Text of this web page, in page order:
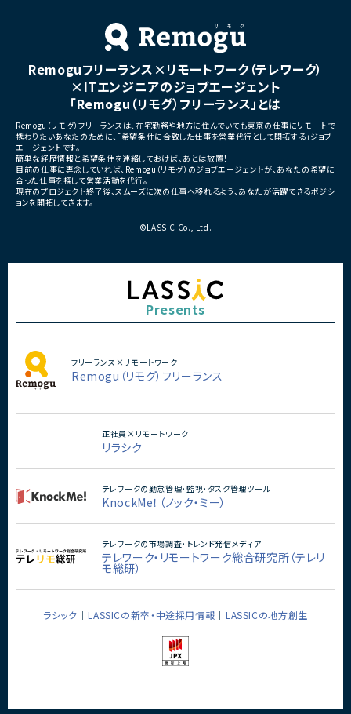
プロジェクト拡大に伴う増員募集
・サービスの継続的な機能拡
募集
■担当工程
・要件定義
・基本設計
・詳細設計
・テスト
・リリース対応
■その他補足
・全体約100名規模の大型プ
Remoguフリーランス×リモートワーク（テレワーク）
×ITエンジニアのジョブエージェント
「Remogu（リモグ）フリーランス」とは
Remogu（リモグ）フリーランスは、在宅勤務や地方に住んでいても東京の仕事にリモートで
携わりたいあなたのために、「希望条件に合致した仕事を営業代行として開拓する」ジョブ
エージェントです。
簡単な経歴情報と希望条件を連絡しておけば、あとは放置！
目前の仕事に専念していれば、Remogu（リモグ）のジョブエージェントが、あなたの希望に
合った仕事を探して営業活動を代行。
現在のプロジェクト終了後、スムーズに次の仕事へ移れるよう、あなたが活躍できるポジシ
ョンを開拓してきます。
©LASSIC Co., Ltd.
Presents
フリーランス×リモートワーク
Remogu（リモグ）フリーランス
正社員×リモートワーク
リラシク
テレワークの勤怠管理・監視・タスク管理ツール
KnockMe！（ノック・ミー）
テレワークの市場調査・トレンド発信メディア
テレワーク・リモートワーク総合研究所（テレリ
モ総研）
ラシック LASSICの新卒・中途採用情報 LASSICの地方創生